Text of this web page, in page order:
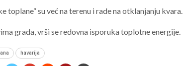
toplane“ su već na terenu i rade na otklanjanju kvara.
grada, vrši se redovna isporuka toplotne energije.
havarija